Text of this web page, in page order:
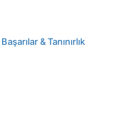
Başarılar & Tanınırlık